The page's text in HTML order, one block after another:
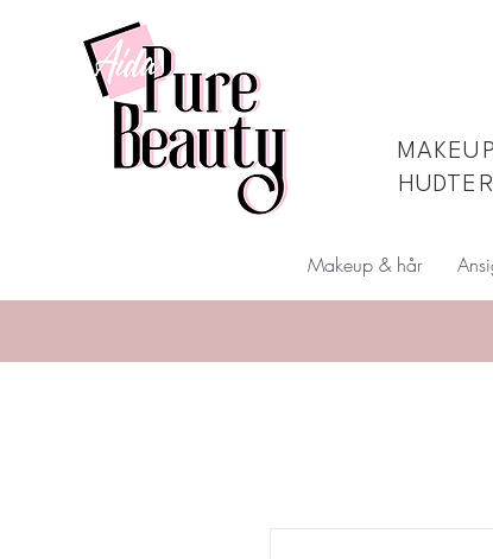
Makeup & hår